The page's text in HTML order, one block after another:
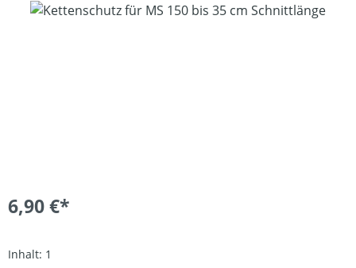
Bildergalerie überspringen
6,90 €*
Inhalt: 1